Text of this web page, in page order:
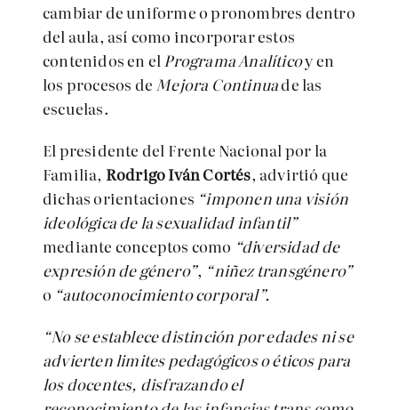
cambiar de uniforme o pronombres dentro
del aula, así como incorporar estos
contenidos en elPrograma Analíticoy en
los procesos de Mejora Continuade las
escuelas.
El presidente del Frente Nacional por la
Familia, Rodrigo Iván Cortés, advirtió que
dichas orientaciones “imponen una visión
ideológica de la sexualidad infantil”
mediante conceptos como “diversidad de
expresión de género”, “niñez transgénero”
o “autoconocimiento corporal”.
“No se establece distinción por edades ni se
advierten limites pedagógicos o éticos para
los docentes, disfrazando el